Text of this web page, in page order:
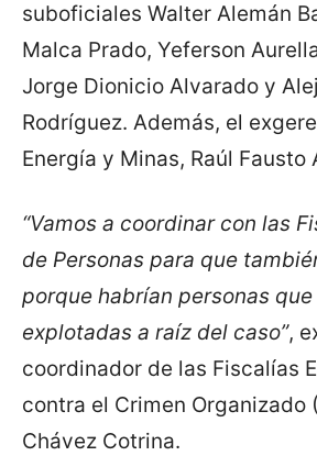
suboficiales Walter Alemán
Malca Prado, Yeferson
Jorge Dionicio Alvarado y
Rodríguez. Además, el
Energía y Minas, Raúl Fausto
“Vamos a coordinar con las
de Personas para que
porque habrían personas
explotadas a raíz del caso”,
coordinador de las Fiscalías
contra el Crimen Organizado
Chávez Cotrina.